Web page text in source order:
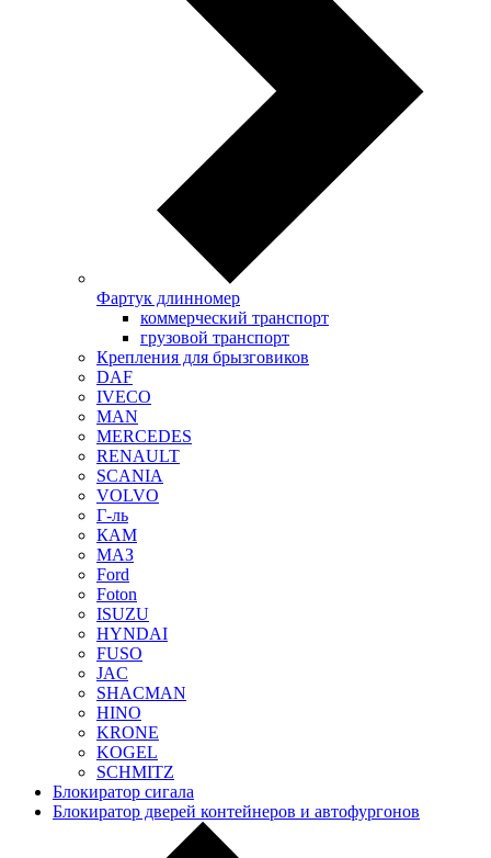
Фартук длинномер
коммерческий транспорт
грузовой транспорт
Крепления для брызговиков
DAF
IVECO
MAN
MERCEDES
RENAULT
SCANIA
VOLVO
Г-ль
КАМ
МАЗ
Ford
Foton
ISUZU
HYNDAI
FUSO
JAC
SHACMAN
HINO
KRONE
KOGEL
SCHMITZ
Блокиратор сигала
Блокиратор дверей контейнеров и автофургонов